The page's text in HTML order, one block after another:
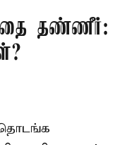
தண்ணீர்: